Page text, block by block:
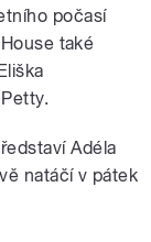
počasí
také
Adéla
natáčí v pátek